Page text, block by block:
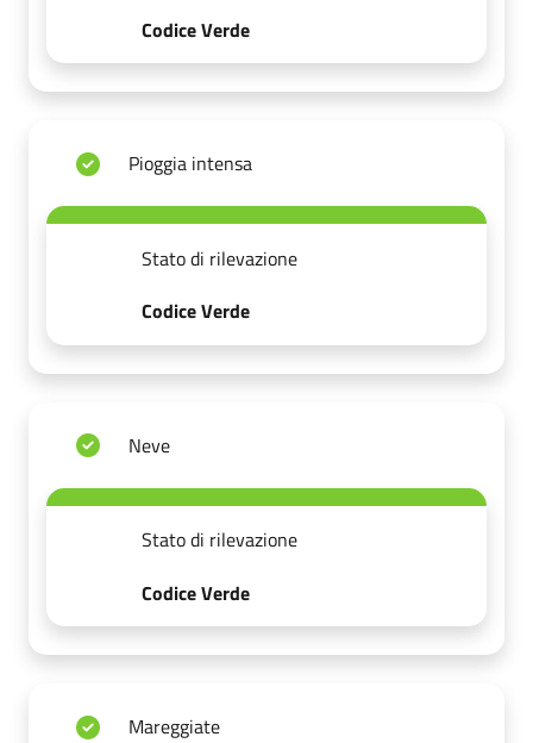
Codice Verde
Pioggia intensa
Stato di rilevazione
Codice Verde
Neve
Stato di rilevazione
Codice Verde
Mareggiate